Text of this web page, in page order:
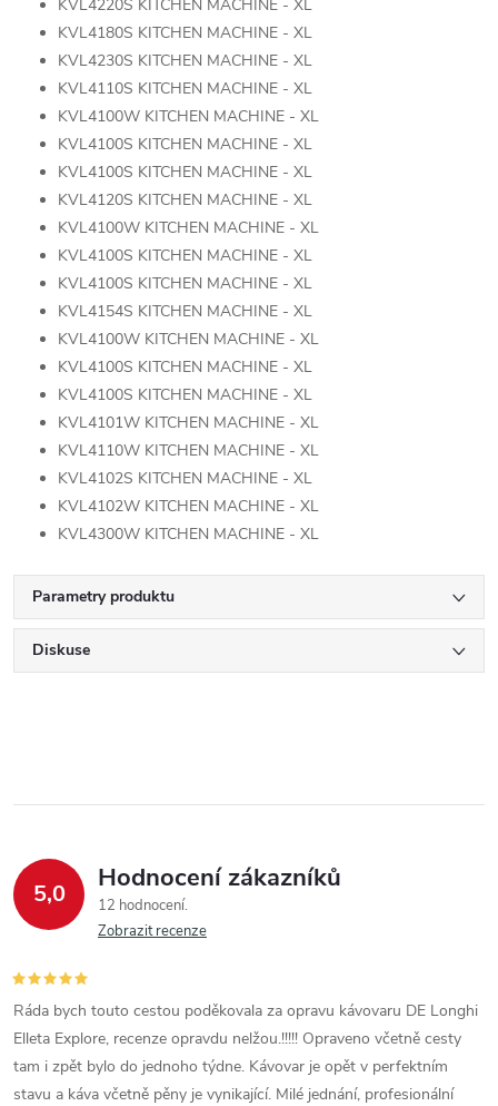
KVL4220S KITCHEN MACHINE - XL
KVL4180S KITCHEN MACHINE - XL
KVL4230S KITCHEN MACHINE - XL
KVL4110S KITCHEN MACHINE - XL
KVL4100W KITCHEN MACHINE - XL
KVL4100S KITCHEN MACHINE - XL
KVL4100S KITCHEN MACHINE - XL
KVL4120S KITCHEN MACHINE - XL
KVL4100W KITCHEN MACHINE - XL
KVL4100S KITCHEN MACHINE - XL
KVL4100S KITCHEN MACHINE - XL
KVL4154S KITCHEN MACHINE - XL
KVL4100W KITCHEN MACHINE - XL
KVL4100S KITCHEN MACHINE - XL
KVL4100S KITCHEN MACHINE - XL
KVL4101W KITCHEN MACHINE - XL
KVL4110W KITCHEN MACHINE - XL
KVL4102S KITCHEN MACHINE - XL
KVL4102W KITCHEN MACHINE - XL
KVL4300W KITCHEN MACHINE - XL
Parametry produktu
Diskuse
5,0 Hodnocení zákazníků
12 hodnocení
Zobrazit recenze
Ráda bych touto cestou poděkovala za opravu kávovaru DE Longhi
Elleta Explore, recenze opravdu nelžou.!!!!! Opraveno včetně cesty
tam i zpět bylo do jednoho týdne. Kávovar je opět v perfektním
stavu a káva včetně pěny je vynikající. Milé jednání, profesionální